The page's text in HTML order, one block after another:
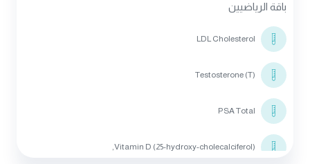
باقة الرياضيين
LDL Cholesterol
Testosterone (T)
PSA Total
Vitamin D (25-hydroxy-cholecalciferol),